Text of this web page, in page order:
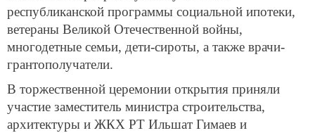
республиканской программы социальной ипотеки,
ветераны Великой Отечественной войны,
многодетные семьи, дети-сироты, а также врачи-
грантополучатели.
В торжественной церемонии открытия приняли
участие заместитель министра строительства,
архитектуры и ЖКХ РТ Ильшат Гимаев и